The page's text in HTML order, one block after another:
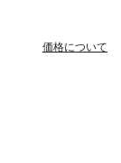
価格について